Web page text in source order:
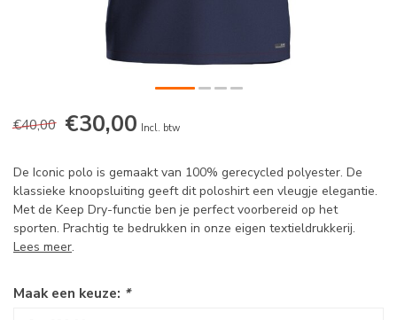
€40,00 €30,00 Incl. btw
De Iconic polo is gemaakt van 100% gerecycled polyester. De
klassieke knoopsluiting geeft dit poloshirt een vleugje elegantie.
Met de Keep Dry-functie ben je perfect voorbereid op het
sporten. Prachtig te bedrukken in onze eigen textieldrukkerij.
Lees meer.
Maak een keuze: *